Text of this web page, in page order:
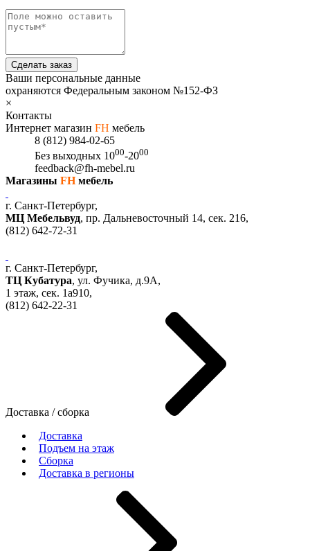
Сделать заказ
Ваши персональные данные
охраняются Федеральным законом №152-ФЗ
×
Контакты
Интернет магазин FH мебель
8 (812) 984-02-65
Без выходных 1000-2000
feedback@fh-mebel.ru
Магазины FHмебель
г. Санкт-Петербург,
МЦ Мебельвуд, пр. Дальневосточный 14, сек. 216,
(812) 642-72-31
г. Санкт-Петербург,
ТЦ Кубатура, ул. Фучика, д.9А,
1 этаж, сек. 1a910,
(812) 642-22-31
Доставка / сборка
Доставка
Подъем на этаж
Сборка
Доставка в регионы